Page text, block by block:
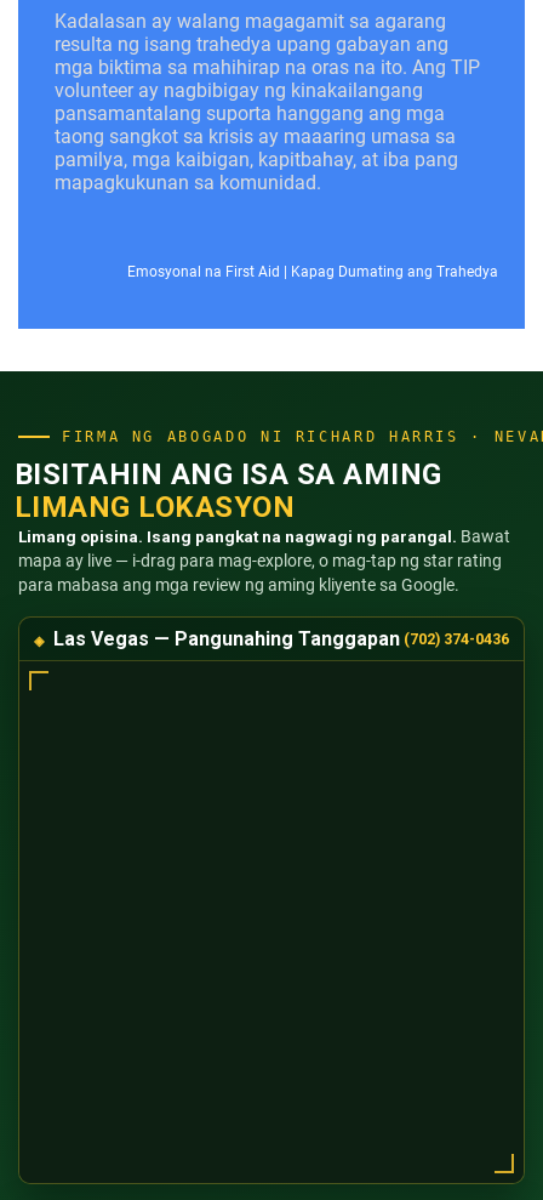
Kadalasan ay walang magagamit sa agarang
resulta ng isang trahedya upang gabayan ang
mga biktima sa mahihirap na oras na ito. Ang TIP
volunteer ay nagbibigay ng kinakailangang
pansamantalang suporta hanggang ang mga
taong sangkot sa krisis ay maaaring umasa sa
pamilya, mga kaibigan, kapitbahay, at iba pang
mapagkukunan sa komunidad.
Emosyonal na First Aid | Kapag Dumating ang Trahedya
FIRMA NG ABOGADO NI RICHARD HARRIS ·
BISITAHIN ANG ISA SA AMING
LIMANG LOKASYON
Limang opisina. Isang pangkat na nagwagi ng parangal. Bawat
mapa ay live — i-drag para mag-explore, o mag-tap ng star rating
para mabasa ang mga review ng aming kliyente sa Google.
Las Vegas — Pangunahing Tanggapan (702) 374-0436